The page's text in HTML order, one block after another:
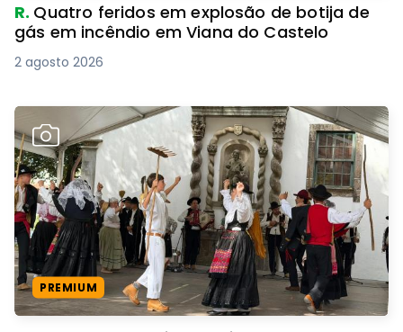
R. Quatro feridos em explosão de botija de
gás em incêndio em Viana do Castelo
2 agosto 2026
PREMIUM